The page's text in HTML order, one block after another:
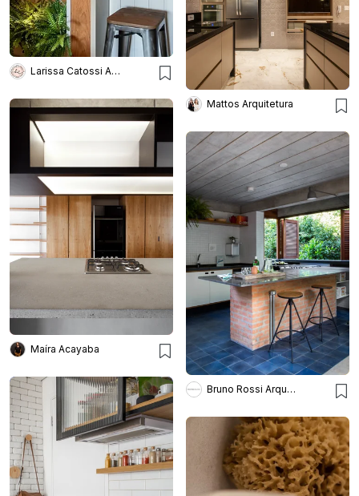
Larissa Catossi Arquiteta
Mattos Arquitetura
Maíra Acayaba
Bruno Rossi Arquitetos